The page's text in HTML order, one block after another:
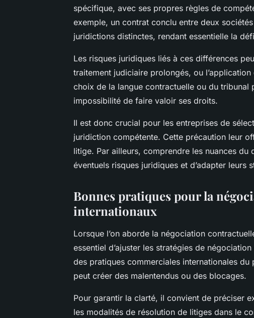
spécifique, avec ses propres règles de
exemple, un contrat conclu entre deux
juridictions distinctes, rendant essentielle la
Les risques juridiques liés à ces différences
traitement judiciaire prolongés, ou
choix de la langue contractuelle ou du
impossibilité de faire valoir ses droits.
Il est donc crucial pour les entreprises de
juridiction compétente. Cette précaution leur
litige. Par ailleurs, comprendre les nuances du
éventuels risques juridiques et d’adapter leurs
Bonnes pratiques pour la
internationaux
Lorsque l’on aborde la négociation
essentiel d’ajuster les stratégies de
des pratiques commerciales internationales
peut créer des malentendus ou des blocages.
Pour garantir la clarté, il convient de préciser
les modalités de résolution de litiges dans le